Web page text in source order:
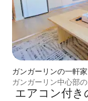
ガンガーリンの一軒家
ガンガーリン中心部
エアコン付き